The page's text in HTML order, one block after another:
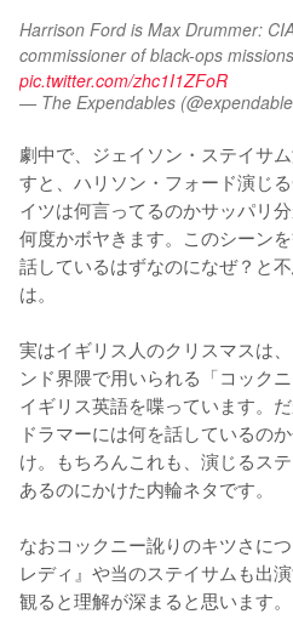
Harrison Ford is Max Drummer:
commissioner of black-ops
pic.twitter.com/zhc1I1ZFoR
— The Expendables
劇中で、ジェイソン・ステイサ
すと、ハリソン・フォード演じ
イツは何言ってるのかサッパリ
何度かボヤきます。このシーン
話しているはずなのになぜ？と
は。
実はイギリス人のクリスマスは
ンド界隈で用いられる「コック
イギリス英語を喋っています。
ドラマーには何を話しているの
け。もちろんこれも、演じるス
あるのにかけた内輪ネタです。
なおコックニー訛りのキツさに
レディ』や当のステイサムも出
観ると理解が深まると思います。